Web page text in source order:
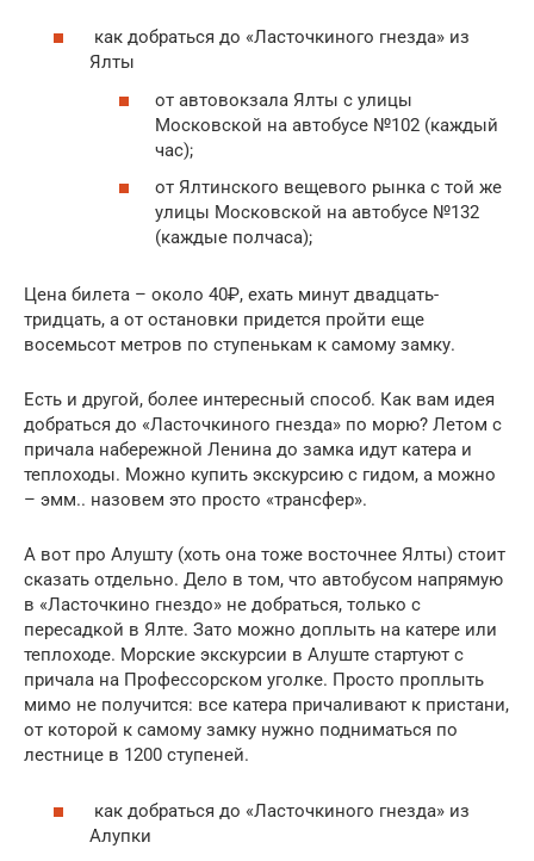
как добраться до «Ласточкиного гнезда» из
Ялты
от автовокзала Ялты с улицы
Московской на автобусе №102 (каждый
час);
от Ялтинского вещевого рынка с той же
улицы Московской на автобусе №132
(каждые полчаса);
Цена билета – около 40₽, ехать минут двадцать-
тридцать, а от остановки придется пройти еще
восемьсот метров по ступенькам к самому замку.
Есть и другой, более интересный способ. Как вам идея
добраться до «Ласточкиного гнезда» по морю? Летом с
причала набережной Ленина до замка идут катера и
теплоходы. Можно купить экскурсию с гидом, а можно
– эмм.. назовем это просто «трансфер».
А вот про Алушту (хоть она тоже восточнее Ялты) стоит
сказать отдельно. Дело в том, что автобусом напрямую
в «Ласточкино гнездо» не добраться, только с
пересадкой в Ялте. Зато можно доплыть на катере или
теплоходе. Морские экскурсии в Алуште стартуют с
причала на Профессорском уголке. Просто проплыть
мимо не получится: все катера причаливают к пристани,
от которой к самому замку нужно подниматься по
лестнице в 1200 ступеней.
как добраться до «Ласточкиного гнезда» из
Алупки